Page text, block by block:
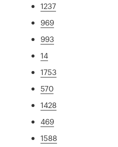
1237
969
993
14
1753
570
1428
469
1588